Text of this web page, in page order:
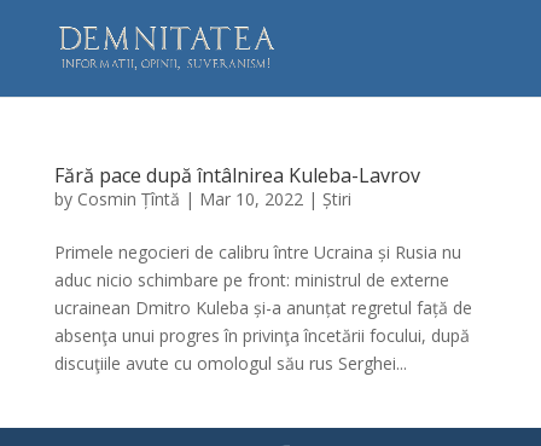
Fără pace după întâlnirea Kuleba-Lavrov
by Cosmin Țîntă | Mar 10, 2022| Știri
Primele negocieri de calibru între Ucraina și Rusia nu
aduc nicio schimbare pe front: ministrul de externe
ucrainean Dmitro Kuleba și-a anunțat regretul față de
absenţa unui progres în privinţa încetării focului, după
discuţiile avute cu omologul său rus Serghei...